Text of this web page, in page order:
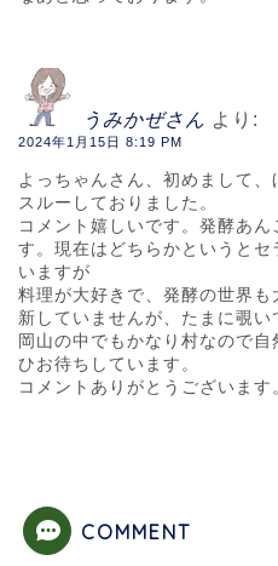
うみかぜさん より:
2024年1月15日 8:19 PM
よっちゃんさん、初めまして
スルーしておりました。
コメント嬉しいです。発酵あ
す。現在はどちらかというと
いますが
料理が大好きで、発酵の世界
新していませんが、たまに覗い
岡山の中でもかなり村なので
ひお待ちしています。
コメントありがとうございます
COMMENT